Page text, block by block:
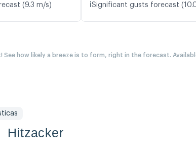
(9.3 m/s) ℹ️Significant gusts forecast
See how likely a breeze is to form, right in the forecast.
Hitzacker